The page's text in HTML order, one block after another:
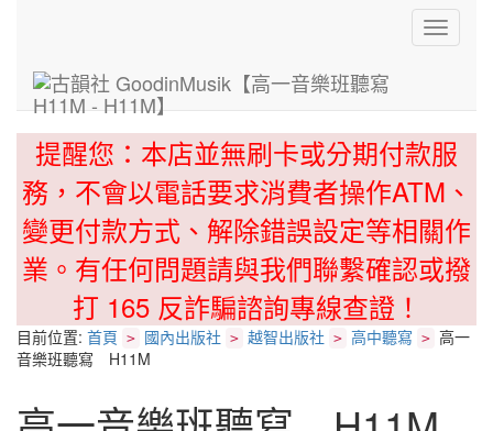
Toggle
提醒您：本店並無刷卡或分期付款服
務，不會以電話要求消費者操作ATM、
變更付款方式、解除錯誤設定等相關作
業。有任何問題請與我們聯繫確認或撥
打 165 反詐騙諮詢專線查證！
目前位置: 首頁 > 國內出版社 > 越智出版社 > 高中聽寫 > 高一
音樂班聽寫 H11M